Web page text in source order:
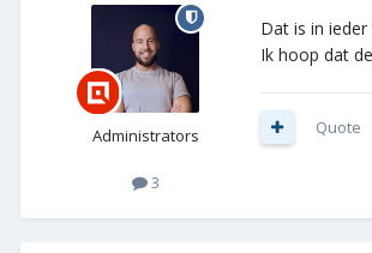
Administrators
3
Dat is in
Ik hoop dat
Quote